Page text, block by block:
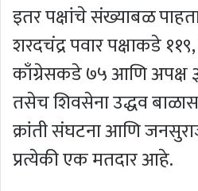
इतर पक्षांचे संख्याबळ पाहता
शरदचंद्र पवार पक्षाकडे
काँग्रेसकडे ७५ आणि अपक्ष
तसेच शिवसेना उद्धव
क्रांती संघटना आणि
प्रत्येकी एक मतदार आहे.